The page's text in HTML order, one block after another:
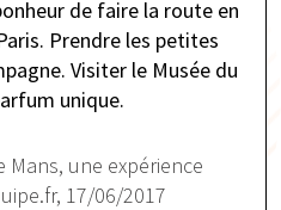
de faire la route en
Prendre les petites
Visiter le Musée du
unique.
Mans, une expérience
17/06/2017